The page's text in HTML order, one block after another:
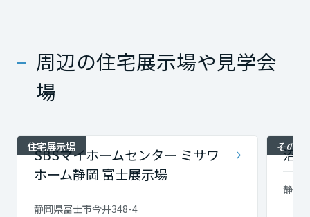
周辺の住宅展示場や見学会
場
住宅展示場
SBSマイホームセンター ミサワ
ホーム静岡 富士展示場
静岡県富士市今井348-4
その他
沼
静岡